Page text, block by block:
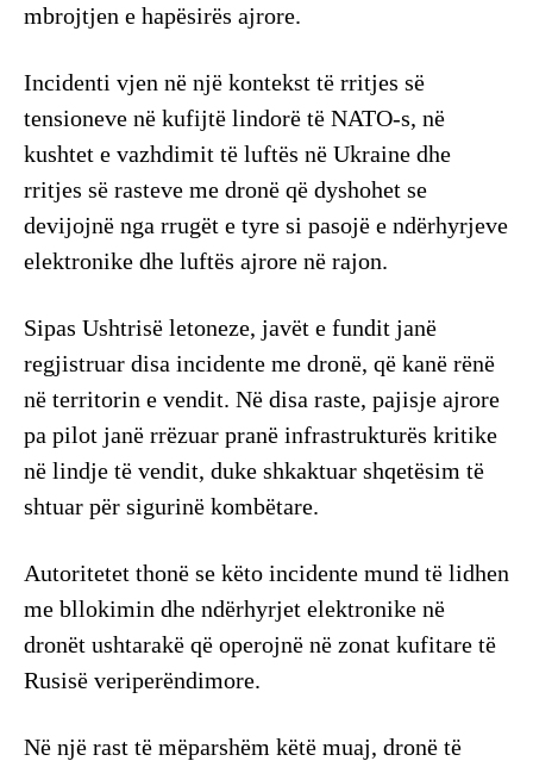
mbrojtjen e hapësirës ajrore.
Incidenti vjen në një kontekst të rritjes së
tensioneve në kufijtë lindorë të NATO-s, në
kushtet e vazhdimit të luftës në Ukraine dhe
rritjes së rasteve me dronë që dyshohet se
devijojnë nga rrugët e tyre si pasojë e ndërhyrjeve
elektronike dhe luftës ajrore në rajon.
Sipas Ushtrisë letoneze, javët e fundit janë
regjistruar disa incidente me dronë, që kanë rënë
në territorin e vendit. Në disa raste, pajisje ajrore
pa pilot janë rrëzuar pranë infrastrukturës kritike
në lindje të vendit, duke shkaktuar shqetësim të
shtuar për sigurinë kombëtare.
Autoritetet thonë se këto incidente mund të lidhen
me bllokimin dhe ndërhyrjet elektronike në
dronët ushtarakë që operojnë në zonat kufitare të
Rusisë veriperëndimore.
Në një rast të mëparshëm këtë muaj, dronë të